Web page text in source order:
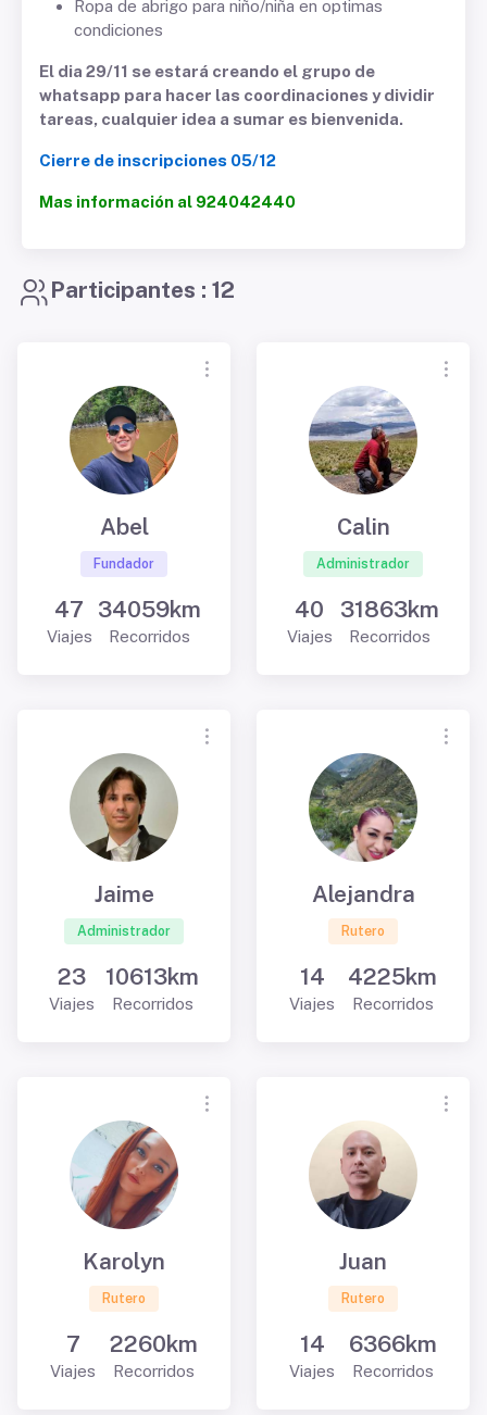
Ropa de abrigo para niño/niña en optimas
condiciones
El dia 29/11 se estará creando el grupo de
whatsapp para hacer las coordinaciones y dividir
tareas, cualquier idea a sumar es bienvenida.
Cierre de inscripciones 05/12
Mas información al 924042440
Participantes : 12
Abel
Fundador
47
Viajes
34059km
Recorridos
Calin
Administrador
40
Viajes
31863km
Recorridos
Jaime
Administrador
23
Viajes
10613km
Recorridos
Alejandra
Rutero
14
Viajes
4225km
Recorridos
Karolyn
Rutero
7
Viajes
2260km
Recorridos
Juan
Rutero
14
Viajes
6366km
Recorridos